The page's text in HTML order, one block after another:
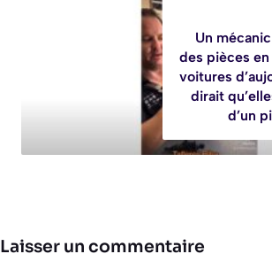
Un
des pièces
voitures
dirait
d’un
Laisser un commentaire